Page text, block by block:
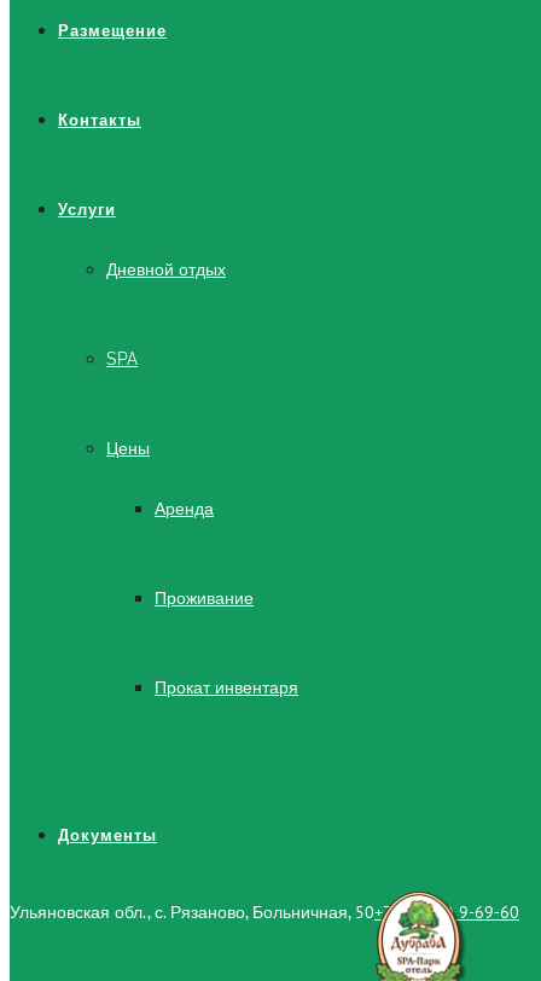
Размещение
Контакты
Услуги
Дневной отдых
SPA
Цены
Аренда
Проживание
Прокат инвентаря
Документы
Ульяновская обл., с. Рязаново, Больничная, 50+7 (84235) 9-69-60